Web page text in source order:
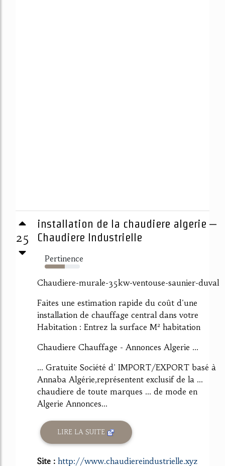
25
installation de la chaudiere algerie –
Chaudiere Industrielle
Pertinence
57%
Chaudiere-murale-35kw-ventouse-saunier-duval
Faites une estimation rapide du coût d'une
installation de chauffage central dans votre
Habitation : Entrez la surface M² habitation
Chaudiere Chauffage - Annonces Algerie ...
... Gratuite Société d' IMPORT/EXPORT basé à
Annaba Algérie,représentent exclusif de la ...
chaudiere de toute marques ... de mode en
Algerie Annonces...
LIRE LA SUITE
Site : http://www.chaudiereindustrielle.xyz